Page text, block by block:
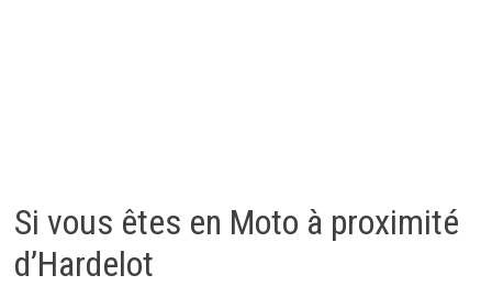
Si vous êtes en Moto à proximité
d’Hardelot